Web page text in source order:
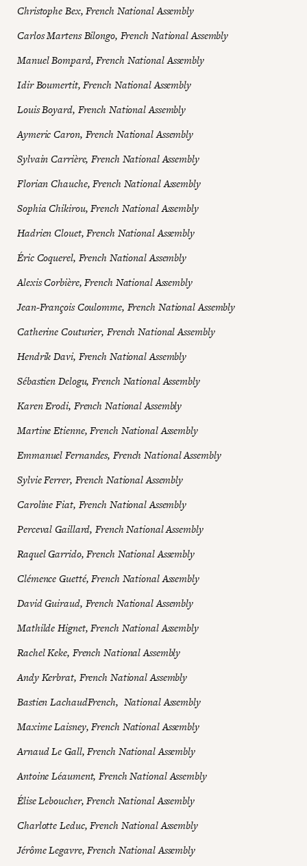
Christophe Bex, French National Assembly
Carlos Martens Bilongo, French National Assembly
Manuel Bompard, French National Assembly
Idir Boumertit, French National Assembly
Louis Boyard, French National Assembly
Aymeric Caron, French National Assembly
Sylvain Carrière, French National Assembly
Florian Chauche, French National Assembly
Sophia Chikirou, French National Assembly
Hadrien Clouet, French National Assembly
Éric Coquerel, French National Assembly
Alexis Corbière, French National Assembly
Jean-François Coulomme, French National Assembly
Catherine Couturier, French National Assembly
Hendrik Davi, French National Assembly
Sébastien Delogu, French National Assembly
Karen Erodi, French National Assembly
Martine Etienne, French National Assembly
Emmanuel Fernandes, French National Assembly
Sylvie Ferrer, French National Assembly
Caroline Fiat, French National Assembly
Perceval Gaillard, French National Assembly
Raquel Garrido, French National Assembly
Clémence Guetté, French National Assembly
David Guiraud, French National Assembly
Mathilde Hignet, French National Assembly
Rachel Keke, French National Assembly
Andy Kerbrat, French National Assembly
Bastien LachaudFrench, National Assembly
Maxime Laisney, French National Assembly
Arnaud Le Gall, French National Assembly
Antoine Léaument, French National Assembly
Élise Leboucher, French National Assembly
Charlotte Leduc, French National Assembly
Jérôme Legavre, French National Assembly